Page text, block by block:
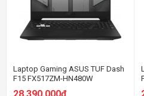
Laptop Gaming ASUS TUF Dash
F15 FX517ZM-HN480W
28.390.000đ